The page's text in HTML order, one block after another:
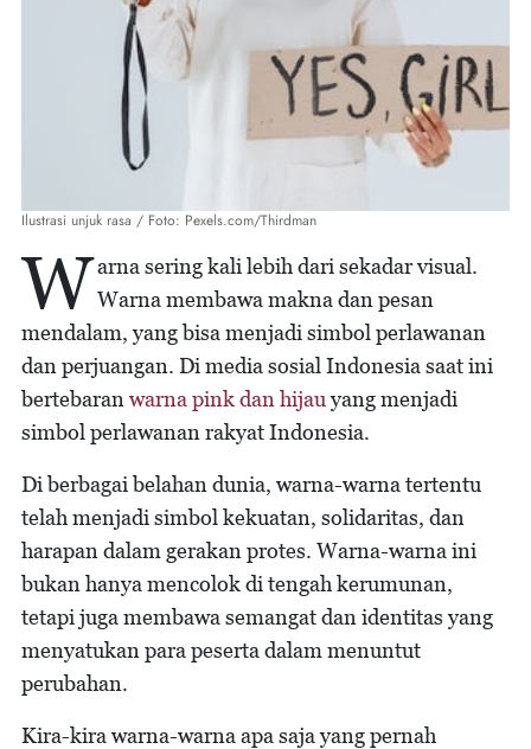
Ilustrasi unjuk rasa / Foto: Pexels.com/Thirdman
Warna sering kali lebih dari sekadar visual.
Warna membawa makna dan pesan
mendalam, yang bisa menjadi simbol perlawanan
dan perjuangan. Di media sosial Indonesia saat ini
bertebaran warna pink dan hijauyang menjadi
simbol perlawanan rakyat Indonesia.
Di berbagai belahan dunia, warna-warna tertentu
telah menjadi simbol kekuatan, solidaritas, dan
harapan dalam gerakan protes. Warna-warna ini
bukan hanya mencolok di tengah kerumunan,
tetapi juga membawa semangat dan identitas yang
menyatukan para peserta dalam menuntut
perubahan.
Kira-kira warna-warna apa saja yang pernah